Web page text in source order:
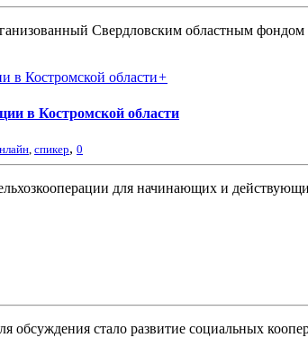
Свердловским областным
+
в Костромской области
спикер, 0
для начинающих и
стало развитие социальных